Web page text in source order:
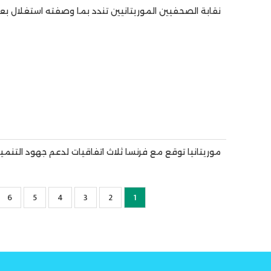
نقابة الصحفيين الموريتانيين تندد بما وصفته استغلال
موريتانيا توقع مع فرنسا ثلاث اتفاقيات لدعم جهود
Current
page
1 الصفحة
2 الصفحة
3 الصفحة
4 الصفحة
5
6